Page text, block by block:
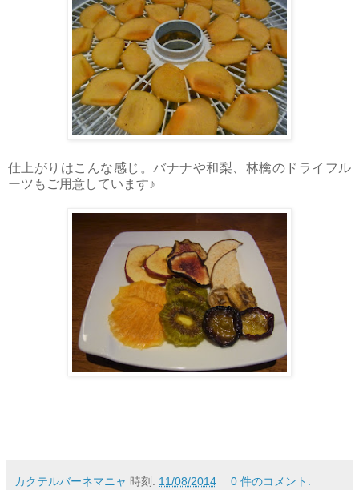
仕上がりはこんな感じ。バナナや和梨、林檎のドライフル
ーツもご用意しています♪
カクテルバーネマニャ 時刻: 11/08/2014 0 件のコメント: